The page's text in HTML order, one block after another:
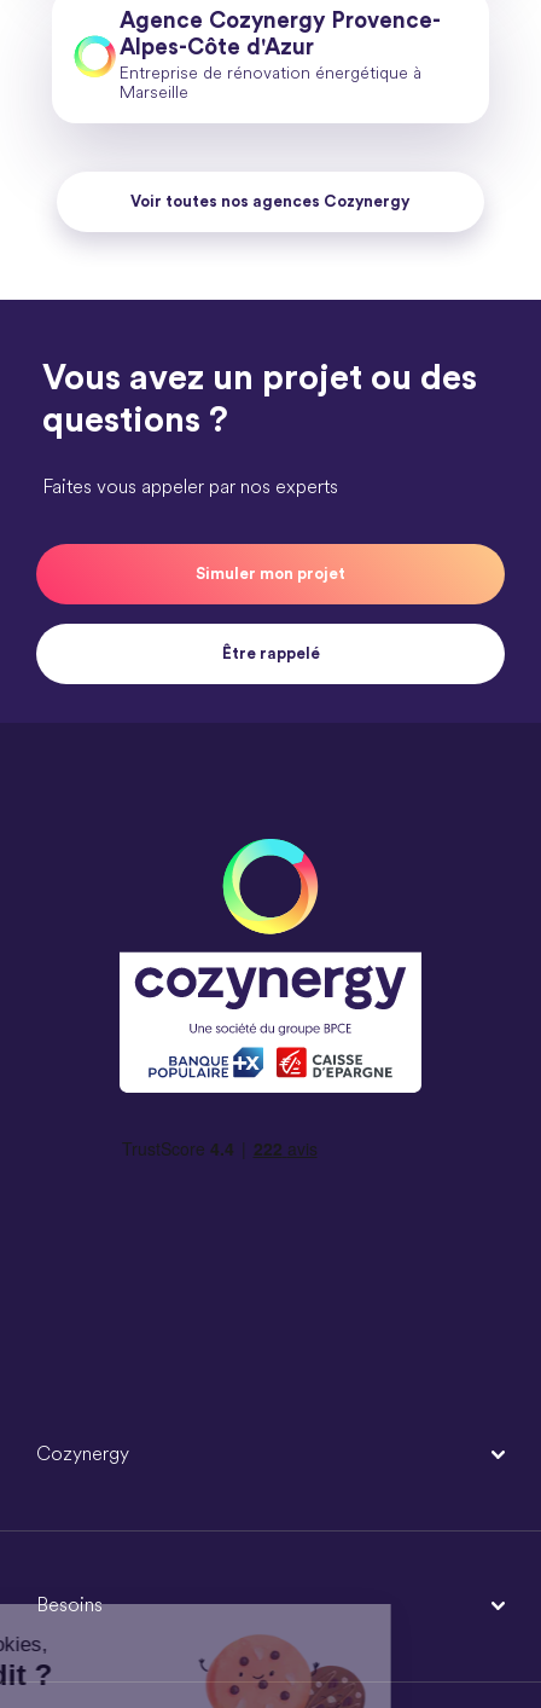
Agence Cozynergy Provence-
Alpes-Côte d'Azur
Entreprise de rénovation énergétique à
Marseille
Voir toutes nos agences Cozynergy
Vous avez un projet ou des
questions ?
Faites vous appeler par nos experts
Simuler mon projet
Être rappelé
Cozynergy
Besoins
Un peu de cookies,
ça vous dit ?